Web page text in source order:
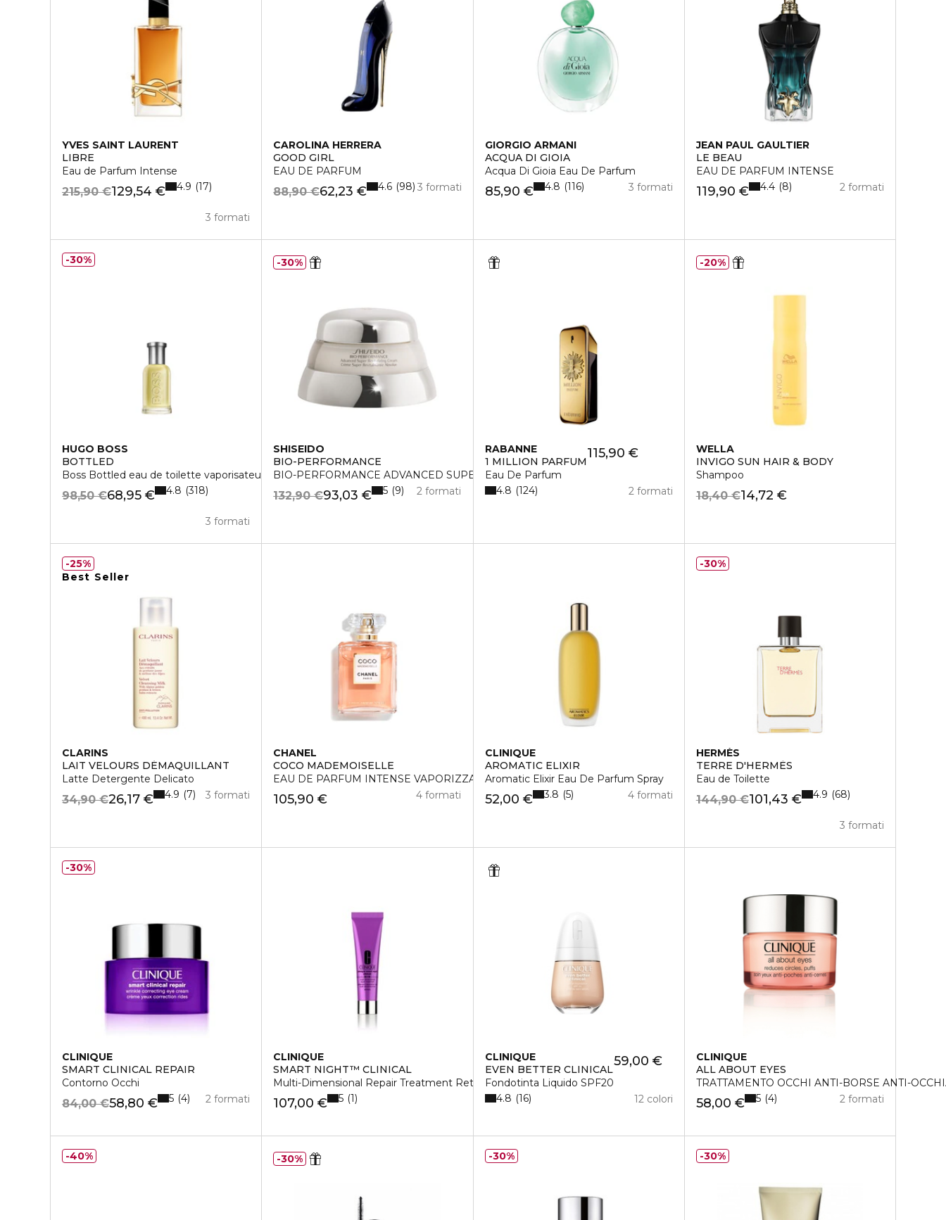
YVES SAINT LAURENT
LIBRE
Eau de Parfum Intense
129,54 €
215,90 €
3 formati
4.9 17
CAROLINA HERRERA
GOOD GIRL
EAU DE PARFUM
62,23 €
88,90 € 3 formati
4.6 98
GIORGIO ARMANI
ACQUA DI GIOIA
Acqua Di Gioia Eau De Parfum
85,90 € 3 formati
4.8 116
JEAN PAUL GAULTIER
LE BEAU
EAU DE PARFUM INTENSE
119,90 € 2 formati
4.4 8
HUGO BOSS
BOTTLED
Boss Bottled eau de toilette vaporisateur
68,95 €
98,50 €
3 formati
4.8 318
30%
SHISEIDO
BIO-PERFORMANCE
BIO-PERFORMANCE ADVANCED SUPER REVITALIZING CREAM
93,03 €
132,90 € 2 formati
5 9
30%
RABANNE
1 MILLION PARFUM
Eau De Parfum
115,90 €
2 formati
4.8 124
WELLA
INVIGO SUN HAIR & BODY
Shampoo
14,72 €
18,40 €
20%
Best Seller
CLARINS
LAIT VELOURS DÉMAQUILLANT
Latte Detergente Delicato
26,17 €
34,90 € 3 formati
4.9 7
25%
CHANEL
COCO MADEMOISELLE
EAU DE PARFUM INTENSE VAPORIZZATORE
105,90 € 4 formati
CLINIQUE
AROMATIC ELIXIR
Aromatic Elixir Eau De Parfum Spray
52,00 € 4 formati
3.8 5
HERMÈS
TERRE D'HERMÈS
Eau de Toilette
101,43 €
144,90 €
3 formati
4.9 68
30%
CLINIQUE
SMART CLINICAL REPAIR
Contorno Occhi
58,80 €
84,00 € 2 formati
5 4
30%
CLINIQUE
SMART NIGHT™ CLINICAL
Multi-Dimensional Repair Treatment Retinol
107,00 € 5 1
CLINIQUE
EVEN BETTER CLINICAL
Fondotinta Liquido SPF20
59,00 €
12 colori
4.8 16
CLINIQUE
ALL ABOUT EYES
TRATTAMENTO OCCHI ANTI-BORSE ANTI-
58,00 € 2 formati
5 4
40% 30% 30% 30%